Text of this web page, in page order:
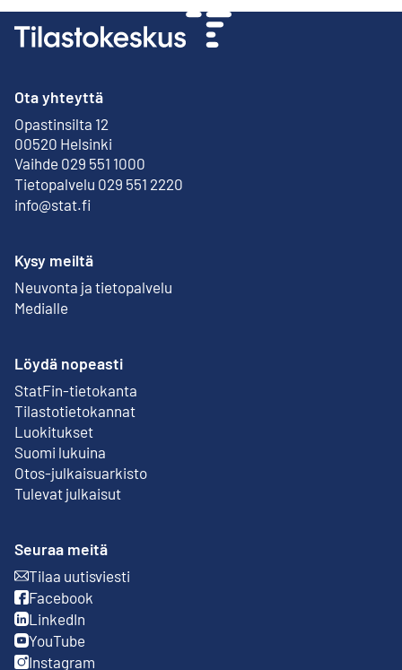
Ota yhteyttä
Opastinsilta 12
00520 Helsinki
Ulkoinen linkki
Vaihde 029 551 1000
Tietopalvelu 029 551 2220
info@stat.fi
Kysy meiltä
Neuvonta ja tietopalvelu
Medialle
Löydä nopeasti
StatFin-tietokanta
Ulkoinen linkki
Tilastotietokannat
Luokitukset
Suomi lukuina
Otos-julkaisuarkisto
Ulkoinen linkki
Tulevat julkaisut
Seuraa meitä
Tilaa uutisviesti
Ulkoinen linkki
Facebook
Ulkoinen linkki
LinkedIn
Ulkoinen linkki
YouTube
Ulkoinen linkki
Instagram